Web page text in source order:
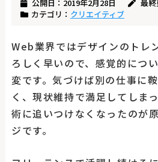
公開日：2019年2月28日
最終
カテゴリ： クリエイティブ
Web業界ではデザインのトレ
ろしく早いので、感覚的につ
変です。気づけば別の仕事に
く、現状維持で満足してしま
術に追いつけなくなったのが
ジです。